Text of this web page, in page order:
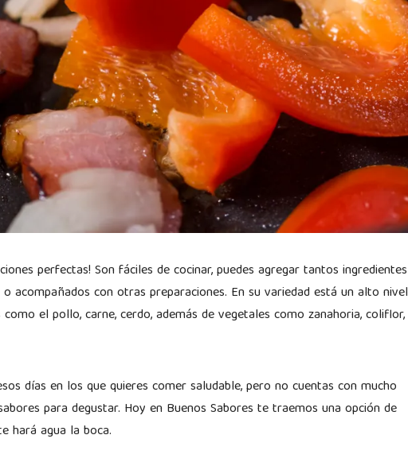
perfectas! Son fáciles de cocinar, puedes agregar tantos ingredientes
acompañados con otras preparaciones. En su variedad está un alto nivel
el pollo, carne, cerdo, además de vegetales como zanahoria, coliflor,
días en los que quieres comer saludable, pero no cuentas con mucho
para degustar. Hoy en Buenos Sabores te traemos una opción de
hará agua la boca.